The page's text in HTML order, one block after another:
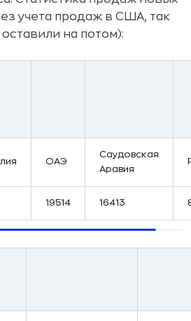
учета продаж в США, так
на потом):
ОАЭ
Саудовская
Аравия
19514 16413